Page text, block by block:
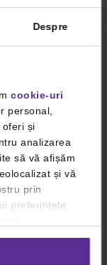
Despre
cookie-uri
personal,
oferi și
analizarea
să vă afișăm
și vă
prin
preferințele
către